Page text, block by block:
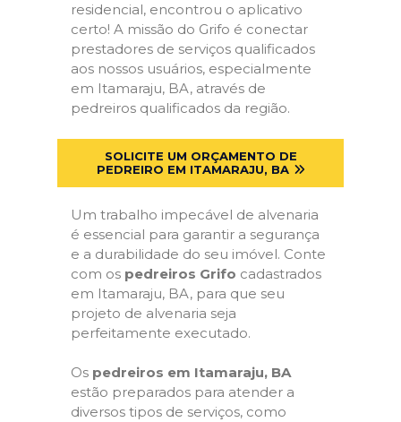
residencial, encontrou o aplicativo
certo! A missão do Grifo é conectar
prestadores de serviços qualificados
aos nossos usuários, especialmente
em Itamaraju, BA, através de
pedreiros qualificados da região.
SOLICITE UM ORÇAMENTO DE
PEDREIRO EM ITAMARAJU, BA
Um trabalho impecável de alvenaria
é essencial para garantir a segurança
e a durabilidade do seu imóvel. Conte
com os pedreiros Grifo cadastrados
em Itamaraju, BA, para que seu
projeto de alvenaria seja
perfeitamente executado.
Os pedreiros em Itamaraju, BA
estão preparados para atender a
diversos tipos de serviços, como